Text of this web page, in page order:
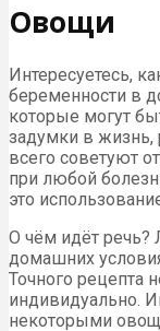
Овощи
Интересуетесь,
беременности в
которые могут
задумки в жизнь,
всего советуют
при любой
это
О чём идёт речь?
домашних
Точного рецепта
индивидуально.
некоторыми